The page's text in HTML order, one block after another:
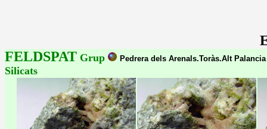
FELDSPAT Grup Pedrera dels Arenals.Toràs.Alt
Silicats